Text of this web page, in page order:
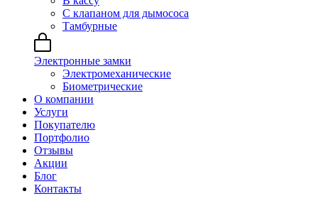
С клапаном для дымососа
Тамбурные
Электронные замки
Электромеханические
Биометрические
О компании
Услуги
Покупателю
Портфолио
Отзывы
Акции
Блог
Контакты